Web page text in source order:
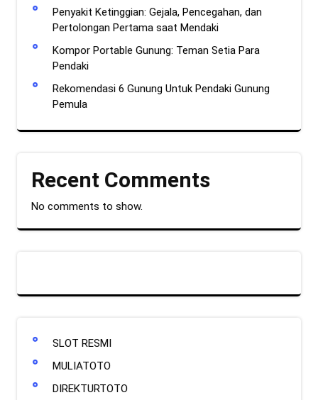
Penyakit Ketinggian: Gejala, Pencegahan, dan
Pertolongan Pertama saat Mendaki
Kompor Portable Gunung: Teman Setia Para
Pendaki
Rekomendasi 6 Gunung Untuk Pendaki Gunung
Pemula
Recent Comments
No comments to show.
SLOT RESMI
MULIATOTO
DIREKTURTOTO